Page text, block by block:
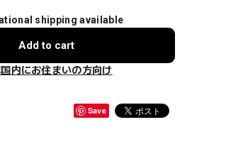
shipping available
Add to cart
国内にお住まいの方向け
Save